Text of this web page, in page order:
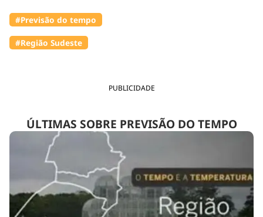
PUBLICIDADE
ÚLTIMAS SOBRE PREVISÃO DO TEMPO
#Previsão do tempo
#Região Sudeste